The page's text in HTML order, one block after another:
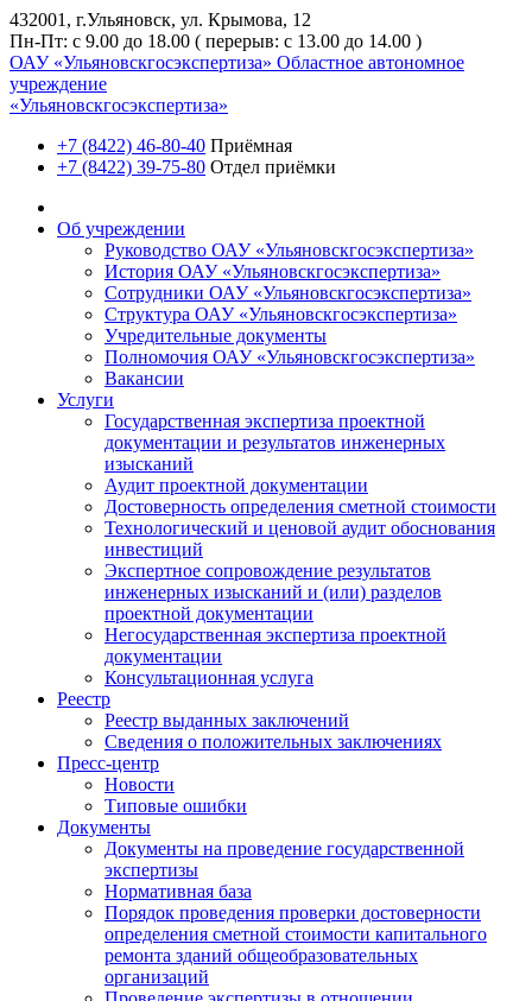
432001, г.Ульяновск, ул. Крымова, 12
Пн-Пт: с 9.00 до 18.00 ( перерыв: с 13.00 до 14.00 )
ОАУ «Ульяновскгосэкспертиза» Областное автономное
учреждение
«Ульяновскгосэкспертиза»
+7 (8422) 46-80-40 Приёмная
+7 (8422) 39-75-80 Отдел приёмки
Об учреждении
Руководство ОАУ «Ульяновскгосэкспертиза»
История ОАУ «Ульяновскгосэкспертиза»
Сотрудники ОАУ «Ульяновскгосэкспертиза»
Структура ОАУ «Ульяновскгосэкспертиза»
Учредительные документы
Полномочия ОАУ «Ульяновскгосэкспертиза»
Вакансии
Услуги
Государственная экспертиза проектной
документации и результатов инженерных
изысканий
Аудит проектной документации
Достоверность определения сметной стоимости
Технологический и ценовой аудит обоснования
инвестиций
Экспертное сопровождение результатов
инженерных изысканий и (или) разделов
проектной документации
Негосударственная экспертиза проектной
документации
Консультационная услуга
Реестр
Реестр выданных заключений
Сведения о положительных заключениях
Пресс-центр
Новости
Типовые ошибки
Документы
Документы на проведение государственной
экспертизы
Нормативная база
Порядок проведения проверки достоверности
определения сметной стоимости капитального
ремонта зданий общеобразовательных
организаций